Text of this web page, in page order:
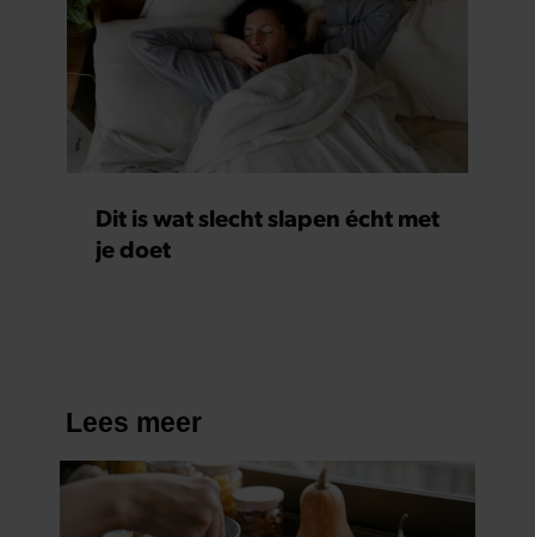
gebruiken.
Dit is wat slecht slapen écht met
je doet